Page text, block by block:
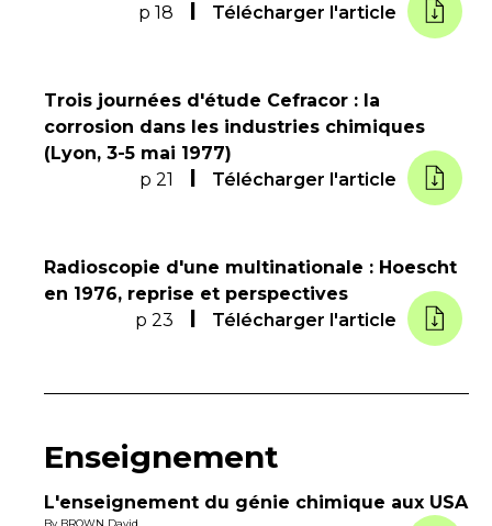
p 18 Télécharger l'article
Trois journées d'étude Cefracor : la
corrosion dans les industries chimiques
(Lyon, 3-5 mai 1977)
p 21
Télécharger l'article
Radioscopie d'une multinationale : Hoescht
en 1976, reprise et perspectives
p 23
Télécharger l'article
Enseignement
L'enseignement du génie chimique aux USA
By BROWN David